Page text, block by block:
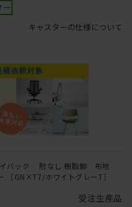
キャスターの仕様について
イバック 肘なし 樹脂脚 布地
［GN×T7/ホワイトグレーT］
受注生産品